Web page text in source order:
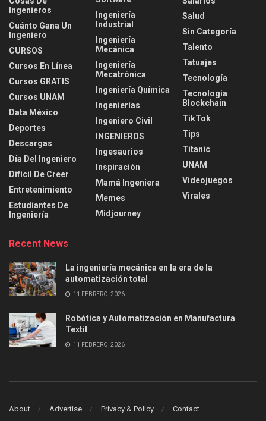
Ingenieros
Cuánto Gana Un
Ingeniero
CURSOS
Cursos En Línea
Cursos GRATIS
Cursos UNAM
Data México
Deportes
Descargas
Día Del Ingeniero
Difícil De Creer
Entretenimiento
Estudiantes De
Ingeniería
Ingeniería
Industrial
Ingeniería
Mecánica
Ingeniería
Mecatrónica
Ingeniería Química
Ingenierías
Ingeniero Civil
INGENIEROS
Ingesaurios
Inspiración
Mamá Ingeniera
Memes
Midjourney
Salud
Sin Categoría
Talento
Tatuajes
Tecnología
Tecnología
Blockchain
TikTok
Tips
Titanic
UNAM
Videojuegos
Virales
Recent News
La ingeniería mecánica en la era de la
automatización total
11 FEBRERO, 2026
Robótica y Automatización en Manufactura
Textil
11 FEBRERO, 2026
About Advertise Privacy & Policy Contact